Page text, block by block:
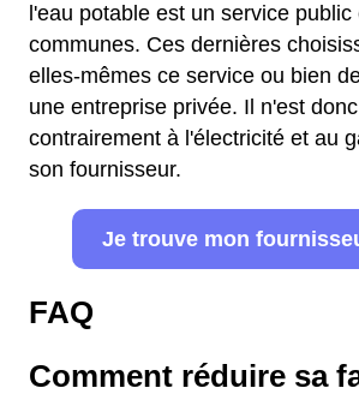
l'eau potable est un service
communes. Ces dernières
elles-mêmes ce service ou bien
une entreprise privée. Il n'est
contrairement à l'électricité et au
son fournisseur.
Je trouve mon
FAQ
Comment réduire sa